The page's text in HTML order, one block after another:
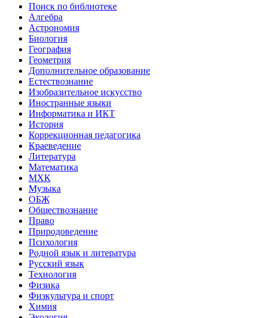
Поиск по библиотеке
Алгебра
Астрономия
Биология
География
Геометрия
Дополнительное образование
Естествознание
Изобразительное искусство
Иностранные языки
Информатика и ИКТ
История
Коррекционная педагогика
Краеведение
Литература
Математика
МХК
Музыка
ОБЖ
Обществознание
Право
Природоведение
Психология
Родной язык и литература
Русский язык
Технология
Физика
Физкультура и спорт
Химия